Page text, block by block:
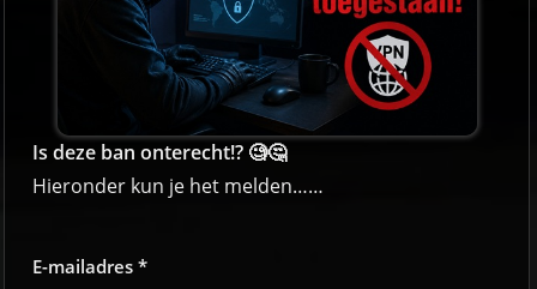
Is deze ban onterecht!? 🧐🤔
Hieronder kun je het melden……
E-mailadres *